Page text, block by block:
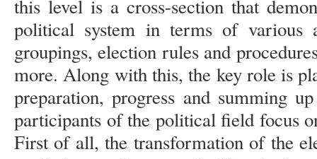
this level is a cross-section that
political system in terms of various
groupings, election rules and
more. Along with this, the key role is
preparation, progress and summing
participants of the political field focus
First of all, the transformation of the